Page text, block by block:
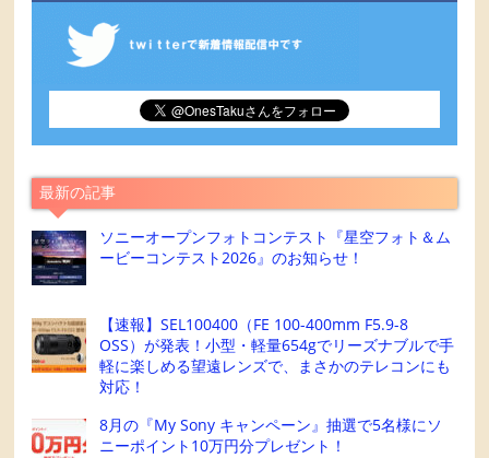
最新の記事
ソニーオープンフォトコンテスト『星空フォト＆ム
ービーコンテスト2026』のお知らせ！
【速報】SEL100400（FE 100-400mm F5.9-8
OSS）が発表！小型・軽量654gでリーズナブルで手
軽に楽しめる望遠レンズで、まさかのテレコンにも
対応！
8月の『My Sony キャンペーン』抽選で5名様にソ
ニーポイント10万円分プレゼント！